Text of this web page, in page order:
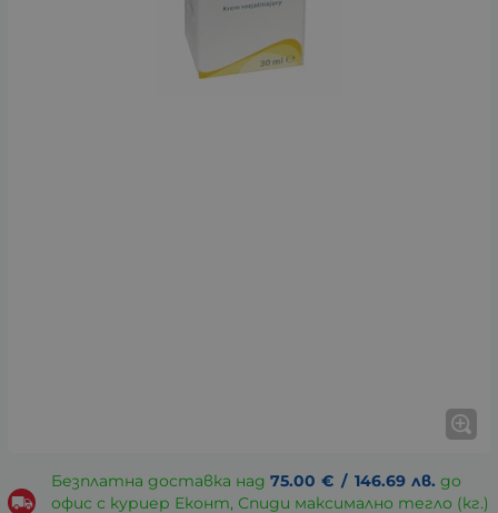
Безплатна доставка над 75.00 € / 146.69 лв. до
офис с куриер Еконт, Спиди максимално тегло (кг.)